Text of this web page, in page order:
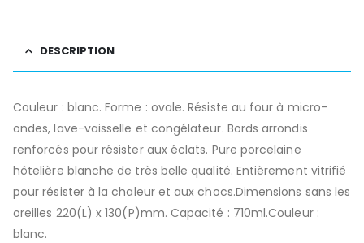
DESCRIPTION
Couleur : blanc. Forme : ovale. Résiste au four à micro-
ondes, lave-vaisselle et congélateur. Bords arrondis
renforcés pour résister aux éclats. Pure porcelaine
hôtelière blanche de très belle qualité. Entièrement vitrifié
pour résister à la chaleur et aux chocs.Dimensions sans les
oreilles 220(L) x 130(P)mm. Capacité : 710ml.Couleur :
blanc.